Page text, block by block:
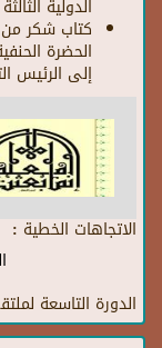
الدولية الثالثة
كتاب شكر من
الحضرة
إلى الرئيس
الاتجاهات الخطية :
الدورة التاسعة